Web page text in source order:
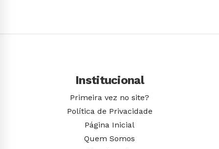
Institucional
Primeira vez no site?
Política de Privacidade
Página Inicial
Quem Somos